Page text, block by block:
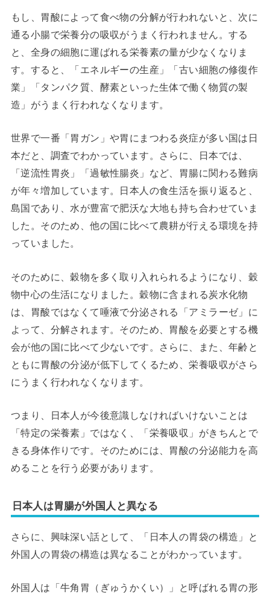
もし、胃酸によって食べ物の分解が行われないと、次に
通る小腸で栄養分の吸収がうまく行われません。する
と、全身の細胞に運ばれる栄養素の量が少なくなりま
す。すると、「エネルギーの生産」「古い細胞の修復作
業」「タンパク質、酵素といった生体で働く物質の製
造」がうまく行われなくなります。
世界で一番「胃ガン」や胃にまつわる炎症が多い国は日
本だと、調査でわかっています。さらに、日本では、
「逆流性胃炎」「過敏性腸炎」など、胃腸に関わる難病
が年々増加しています。日本人の食生活を振り返ると、
島国であり、水が豊富で肥沃な大地も持ち合わせていま
した。そのため、他の国に比べて農耕が行える環境を持
っていました。
そのために、穀物を多く取り入れられるようになり、穀
物中心の生活になりました。穀物に含まれる炭水化物
は、胃酸ではなくて唾液で分泌される「アミラーゼ」に
よって、分解されます。そのため、胃酸を必要とする機
会が他の国に比べて少ないです。さらに、また、年齢と
ともに胃酸の分泌が低下してくるため、栄養吸収がさら
にうまく行われなくなります。
つまり、日本人が今後意識しなければいけないことは
「特定の栄養素」ではなく、「栄養吸収」がきちんとで
きる身体作りです。そのためには、胃酸の分泌能力を高
めることを行う必要があります。
日本人は胃腸が外国人と異なる
さらに、興味深い話として、「日本人の胃袋の構造」と
外国人の胃袋の構造は異なることがわかっています。
外国人は「牛角胃（ぎゅうかくい）」と呼ばれる胃の形